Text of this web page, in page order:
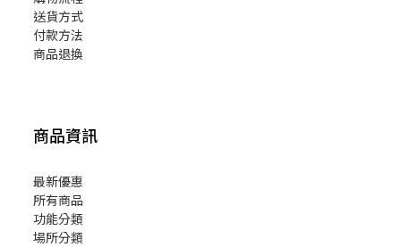
送貨方式
付款方法
商品退換
商品資訊
最新優惠
所有商品
功能分類
場所分類